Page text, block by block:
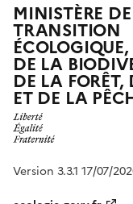
MINISTÈRE
TRANSITION
ÉCOLOGIQUE,
DE LA
DE LA FORÊT,
ET DE LA
Version 3.3.1 17/07/